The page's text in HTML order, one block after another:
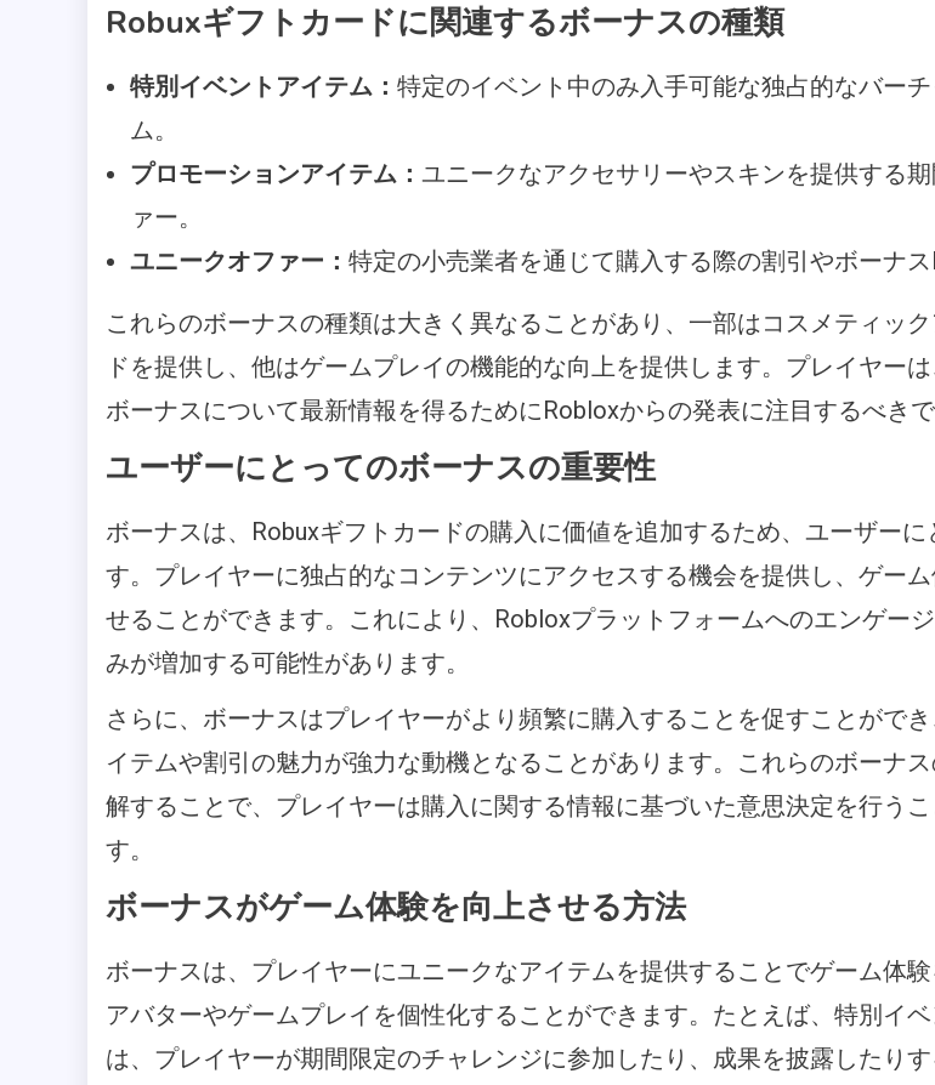
Robuxギフトカードに関連するボーナスの種類
特別イベントアイテム： 特定のイベント中のみ入手可能な独占的なバー
ム。
プロモーションアイテム： ユニークなアクセサリーやスキンを提供する
ァー。
ユニークオファー： 特定の小売業者を通じて購入する際の割引やボーナス
これらのボーナスの種類は大きく異なることがあり、一部はコスメティッ
ドを提供し、他はゲームプレイの機能的な向上を提供します。プレイヤー
ボーナスについて最新情報を得るためにRobloxからの発表に注目するべきで
ユーザーにとってのボーナスの重要性
ボーナスは、Robuxギフトカードの購入に価値を追加するため、ユーザー
す。プレイヤーに独占的なコンテンツにアクセスする機会を提供し、ゲー
せることができます。これにより、Robloxプラットフォームへのエンゲー
みが増加する可能性があります。
さらに、ボーナスはプレイヤーがより頻繁に購入することを促すことがで
イテムや割引の魅力が強力な動機となることがあります。これらのボーナ
解することで、プレイヤーは購入に関する情報に基づいた意思決定を行うこ
す。
ボーナスがゲーム体験を向上させる方法
ボーナスは、プレイヤーにユニークなアイテムを提供することでゲーム体験
アバターやゲームプレイを個性化することができます。たとえば、特別イ
は、プレイヤーが期間限定のチャレンジに参加したり、成果を披露したり